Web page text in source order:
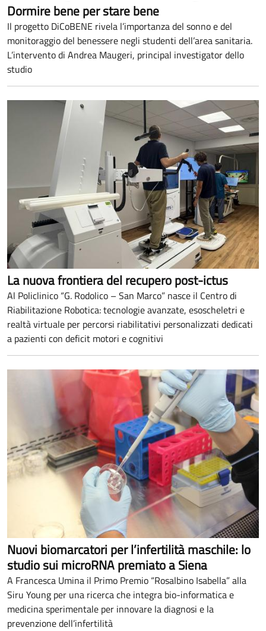
Dormire bene per stare bene
Il progetto DiCoBENE rivela l’importanza del sonno e del
monitoraggio del benessere negli studenti dell’area sanitaria.
L’intervento di Andrea Maugeri, principal investigator dello
studio
La nuova frontiera del recupero post-ictus
Al Policlinico “G. Rodolico – San Marco” nasce il Centro di
Riabilitazione Robotica: tecnologie avanzate, esoscheletri e
realtà virtuale per percorsi riabilitativi personalizzati dedicati
a pazienti con deficit motori e cognitivi
Nuovi biomarcatori per l’infertilità maschile: lo
studio sui microRNA premiato a Siena
A Francesca Umina il Primo Premio “Rosalbino Isabella” alla
Siru Young per una ricerca che integra bio-informatica e
medicina sperimentale per innovare la diagnosi e la
prevenzione dell’infertilità